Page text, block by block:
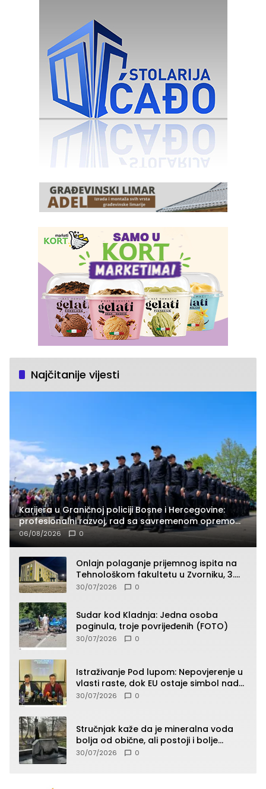
Najčitanije vijesti
Karijera u Graničnoj policiji Bosne i Hercegovine:
profesionalni razvoj, rad sa savremenom opremom
i služba građanima
06/08/2026 0
Onlajn polaganje prijemnog ispita na
Tehnološkom fakultetu u Zvorniku, 3.
septembra u 9.00 časova
30/07/2026 0
Sudar kod Kladnja: Jedna osoba
poginula, troje povrijeđenih (FOTO)
30/07/2026 0
Istraživanje Pod lupom: Nepovjerenje u
vlasti raste, dok EU ostaje simbol nade
građana
30/07/2026 0
Stručnjak kaže da je mineralna voda
bolja od obične, ali postoji i bolje
rješenje
30/07/2026 0